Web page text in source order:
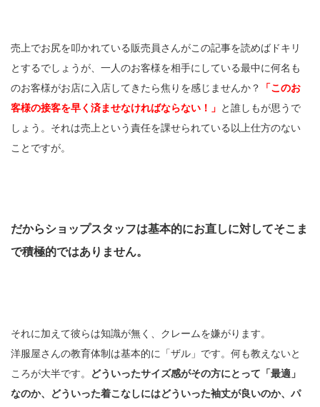
売上でお尻を叩かれている販売員さんがこの記事を読めばドキリ
とするでしょうが、一人のお客様を相手にしている最中に何名も
のお客様がお店に入店してきたら焦りを感じませんか？
「このお
客様の接客を早く済ませなければならない！」 と誰しもが思うで
しょう。それは売上という責任を課せられている以上仕方のない
ことですが。
だからショップスタッフは基本的にお直しに対してそこま
で積極的ではありません。
それに加えて彼らは知識が無く、クレームを嫌がります。
洋服屋さんの教育体制は基本的に「ザル」です。何も教えないと
ころが大半です。
どういったサイズ感がその方にとって「最適」
なのか、どういった着こなしにはどういった袖丈が良いのか、パ